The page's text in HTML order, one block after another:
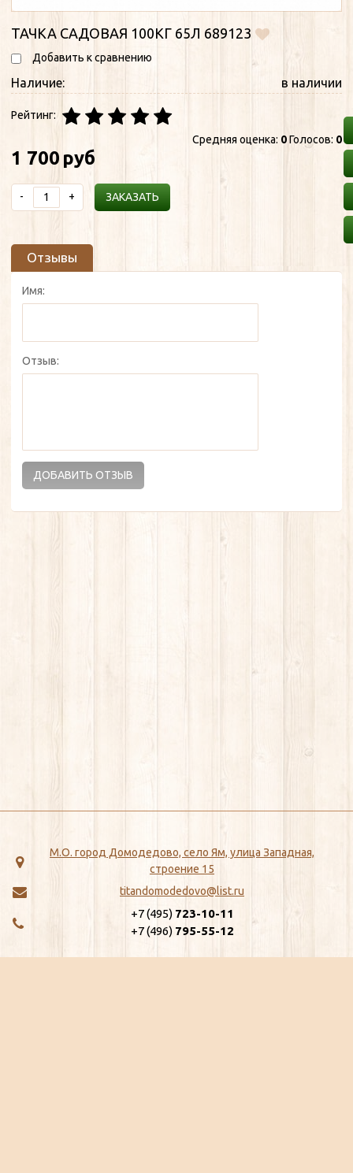
ТАЧКА САДОВАЯ 100КГ 65Л 689123
Добавить к сравнению
Наличие: в наличии
Рейтинг:
Средняя оценка: 0Голосов: 0
1 700 руб
- + ЗАКАЗАТЬ
Отзывы
Имя:
Отзыв:
М.О. город Домодедово, село Ям, улица Западная,
строение 15
titandomodedovo@list.ru
+7 (495) 723-10-11
+7 (496) 795-55-12